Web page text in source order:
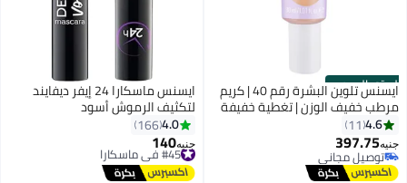
الستور الرسمي ايسنس تلوين البشرة رقم 40 | كريم
مرطب خفيف الوزن | تغطية خفيفة
إلى متوسطة | حماية من الشمس
SPF30 | نباتي مع الألوة فيرا وحمض
الهيالورونيك | 30 مل
4.6
11
جنيه397.75
توصيل مجاني
توصيل مجاني
2
ايسنس ماسكارا 24 إيفر ديفايند
لتكثيف الرموش أسود
4.0
166
جنيه140
#45 في ماسكارا
توصيل مجاني
#45 في ماسكارا